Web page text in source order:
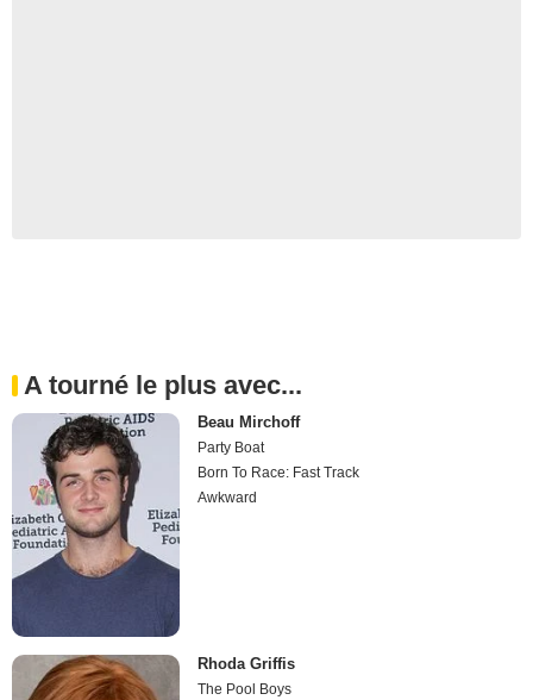
A tourné le plus avec...
Beau Mirchoff
Party Boat
Born To Race: Fast Track
Awkward
Rhoda Griffis
The Pool Boys